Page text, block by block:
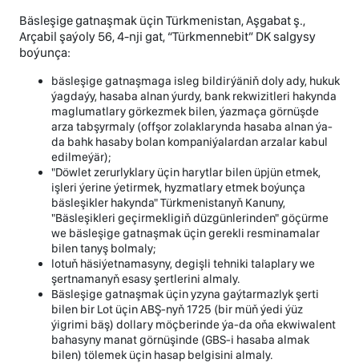
Bäsleşige gatnaşmak üçin Türkmenistan, Aşgabat ş.,
Arçabil şaýoly 56, 4-nji gat, “Türkmennebit” DK salgysy
boýunça:
bäsleşige gatnaşmaga isleg bildirýäniň doly ady, hukuk
ýagdaýy, hasaba alnan ýurdy, bank rekwizitleri hakynda
maglumatlary görkezmek bilen, ýazmaça görnüşde
arza tabşyrmaly (offşor zolaklarynda hasaba alnan ýa-
da bahk hasaby bolan kompaniýalardan arzalar kabul
edilmeýär);
"Döwlet zerurlyklary üçin harytlar bilen üpjün etmek,
işleri ýerine ýetirmek, hyzmatlary etmek boýunça
bäsleşikler hakynda" Türkmenistanyň Kanuny,
"Bäsleşikleri geçirmekligiň düzgünlerinden" göçürme
we bäsleşige gatnaşmak üçin gerekli resminamalar
bilen tanyş bolmaly;
lotuň häsiýetnamasyny, degişli tehniki talaplary we
şertnamanyň esasy şertlerini almaly.
Bäsleşige gatnaşmak üçin yzyna gaýtarmazlyk şerti
bilen bir Lot üçin ABŞ-nyň 1725 (bir müň ýedi ýüz
ýigrimi bäş) dollary möçberinde ýa-da oňa ekwiwalent
bahasyny manat görnüşinde (GBS-i hasaba almak
bilen) tölemek üçin hasap belgisini almaly.